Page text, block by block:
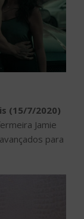
(15/7/2020)
Jamie
para